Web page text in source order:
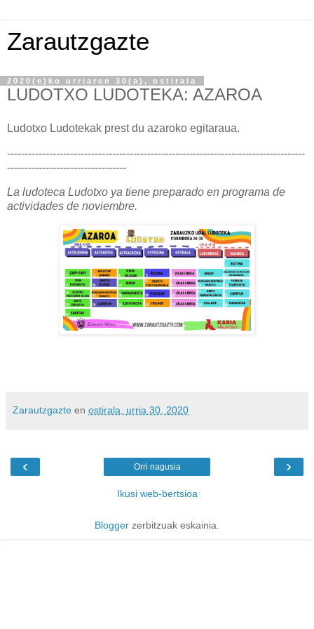
Zarautzgazte
2020(e)ko urriaren 30(a), ostirala
LUDOTXO LUDOTEKA: AZAROA
Ludotxo Ludotekak prest du azaroko egitaraua.
-------------------------------------------------------------------------------------
----------------------------------
La ludoteca Ludotxo ya tiene preparado en programa de
actividades de noviembre.
Zarautzgazte en ostirala, urria 30, 2020
‹ ›
Orri nagusia
Ikusi web-bertsioa
Blogger zerbitzuak eskainia.